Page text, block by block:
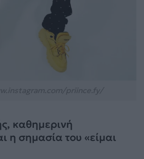
καθημερινή
η σημασία του «είμαι